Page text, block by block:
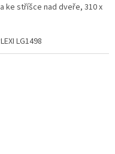
ke stříšce nad dveře, 310 x
LG1498